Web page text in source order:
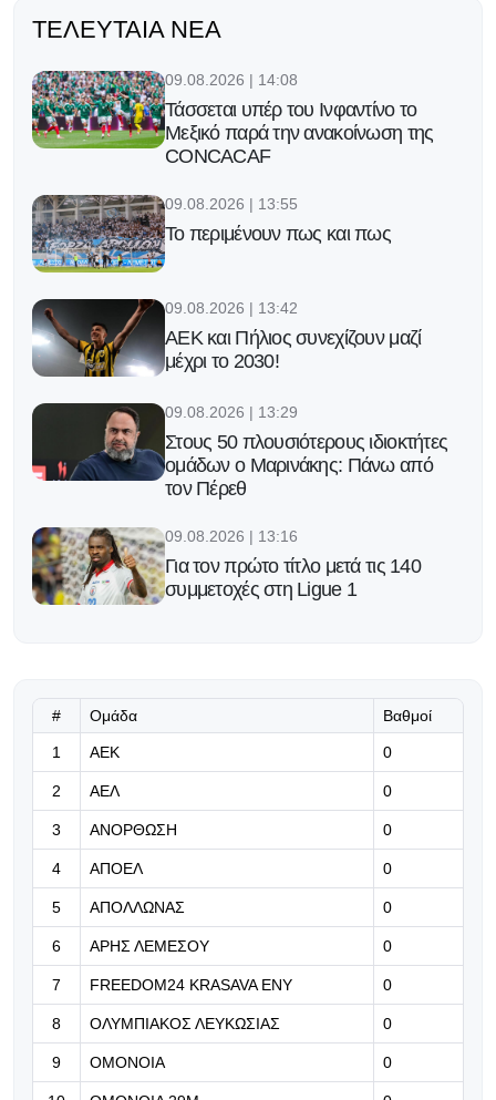
ΤΕΛΕΥΤΑΊΑ ΝΈΑ
09.08.2026 | 14:08
Τάσσεται υπέρ του Ινφαντίνο το
Μεξικό παρά την ανακοίνωση της
CONCACAF
09.08.2026 | 13:55
Το περιμένουν πως και πως
09.08.2026 | 13:42
ΑΕΚ και Πήλιος συνεχίζουν μαζί
μέχρι το 2030!
09.08.2026 | 13:29
Στους 50 πλουσιότερους ιδιοκτήτες
ομάδων ο Μαρινάκης: Πάνω από
τον Πέρεθ
09.08.2026 | 13:16
Για τον πρώτο τίτλο μετά τις 140
συμμετοχές στη Ligue 1
Πρώην παίκτης του Παναθηναϊκού
πάει σε ομάδα 4ης κατηγορίας της
Ιταλίας
09.08.2026 | 12:36
Αρκετά κοντά στους «πράσινους» ο
Ντιβέρν
09.08.2026 | 12:23
«Έχω χάσει και εγώ τον πατέρα μου
και ο πόνος είναι αβάσταχτος»
(Βίντεο)
# Ομάδα Βαθμοί
1 ΑΕΚ 0
2 ΑΕΛ 0
3 ΑΝΟΡΘΩΣΗ 0
4 ΑΠΟΕΛ 0
5 ΑΠΟΛΛΩΝΑΣ 0
6 ΑΡΗΣ ΛΕΜΕΣΟΥ 0
7 FREEDOM24 KRASAVA ΕΝΥ 0
8 ΟΛΥΜΠΙΑΚΟΣ ΛΕΥΚΩΣΙΑΣ 0
9 ΟΜΟΝΟΙΑ 0